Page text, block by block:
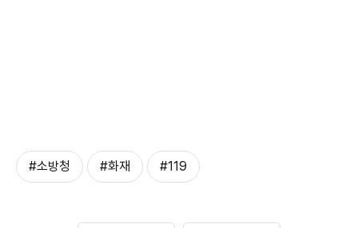
#소방청 #화재 #119